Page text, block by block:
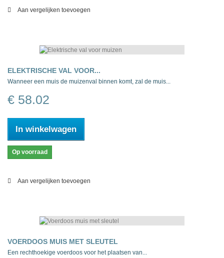
Aan vergelijken toevoegen
ELEKTRISCHE VAL VOOR...
Wanneer een muis de muizenval binnen komt, zal de muis...
€ 58.02
In winkelwagen
Op voorraad
Aan vergelijken toevoegen
VOERDOOS MUIS MET SLEUTEL
Een rechthoekige voerdoos voor het plaatsen van...